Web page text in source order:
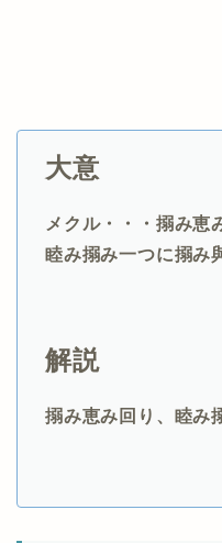
大意
メクル・・・搦み恵
睦み搦み一つに搦み
解説
搦み恵み回り、睦み